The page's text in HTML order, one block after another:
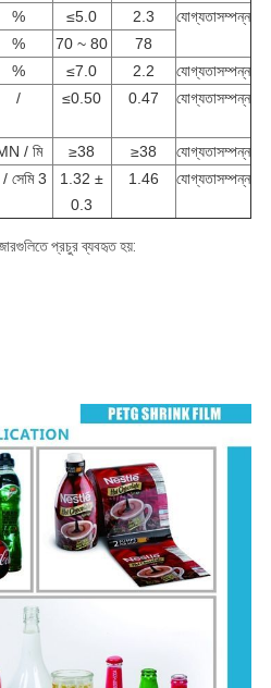
% ≤5.0 2.3
যোগ্যতাসম্পন্ন
% 70 ~ 80
78
% ≤7.0 2.2
যোগ্যতাসম্পন্ন
/ ≤0.50 0.47 যোগ্যতাসম্পন্ন
/ মি ≥38 ≥38
যোগ্যতাসম্পন্ন
সেমি 3
1.32 ±
0.3
1.46 যোগ্যতাসম্পন্ন
প্রচুর ব্যবহৃত হয়: